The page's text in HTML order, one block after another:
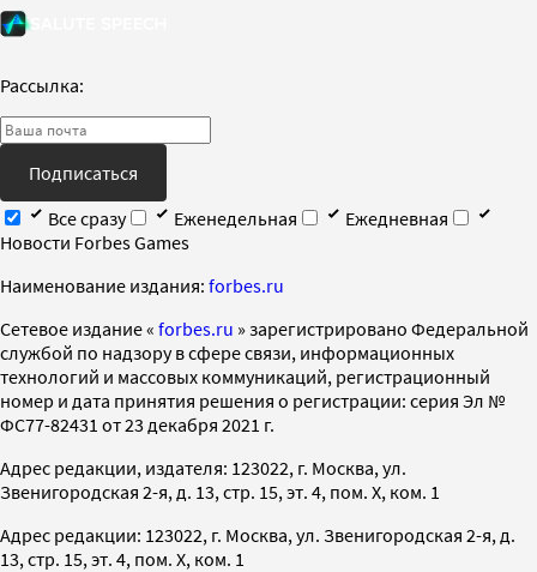
Рассылка:
Подписаться
Все сразу
Еженедельная
Ежедневная
Новости Forbes Games
Наименование издания: forbes.ru
Cетевое издание « forbes.ru » зарегистрировано Федеральной
службой по надзору в сфере связи, информационных
технологий и массовых коммуникаций, регистрационный
номер и дата принятия решения о регистрации: серия Эл №
ФС77-82431 от 23 декабря 2021 г.
Адрес редакции, издателя: 123022, г. Москва, ул.
Звенигородская 2-я, д. 13, стр. 15, эт. 4, пом. X, ком. 1
Адрес редакции: 123022, г. Москва, ул. Звенигородская 2-я, д.
13, стр. 15, эт. 4, пом. X, ком. 1